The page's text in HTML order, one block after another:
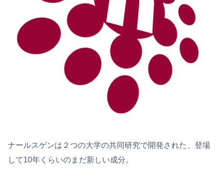
ナールスゲンは２つの大学の共同研究で開発された、登場
して10年くらいのまだ新しい成分。